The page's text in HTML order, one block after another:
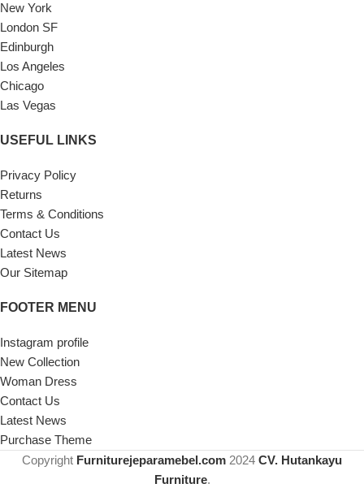
New York
London SF
Edinburgh
Los Angeles
Chicago
Las Vegas
USEFUL LINKS
Privacy Policy
Returns
Terms & Conditions
Contact Us
Latest News
Our Sitemap
FOOTER MENU
Instagram profile
New Collection
Woman Dress
Contact Us
Latest News
Purchase Theme
Copyright Furniturejeparamebel.com 2024 CV. Hutankayu
Furniture.